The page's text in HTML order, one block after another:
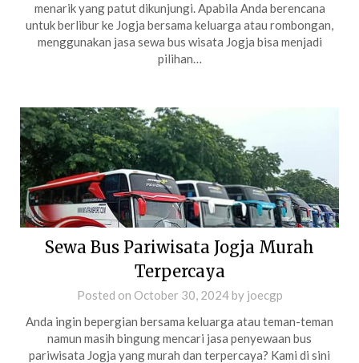
menarik yang patut dikunjungi. Apabila Anda berencana
untuk berlibur ke Jogja bersama keluarga atau rombongan,
menggunakan jasa sewa bus wisata Jogja bisa menjadi
pilihan…
Sewa Bus Pariwisata Jogja Murah
Terpercaya
Posted on October 30, 2024by joecgp
Anda ingin bepergian bersama keluarga atau teman-teman
namun masih bingung mencari jasa penyewaan bus
pariwisata Jogja yang murah dan terpercaya? Kami di sini